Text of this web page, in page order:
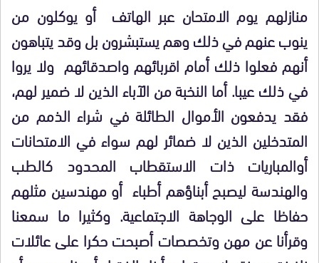
منازلهم يوم الامتحان عبر الهاتف أو يوكلون من
ينوب عنهم في ذلك وهم يستبشرون بل وقد يتباهون
أنهم فعلوا ذلك أمام اقربائهم واصدقائهم ولا يروا
في ذلك عيبا. أما النخبة من الآباء الذين لا ضمير لهم،
فقد يدفعون الأموال الطائلة في شراء الذمم من
المتدخلين الذين لا ضمائر لهم سواء في الامتحانات
أوالمباريات ذات الاستقطاب المحدود كالطب
والهندسة ليصبح أبناؤهم أطباء أو مهندسين مثلهم
حفاظا على الوجاهة الاجتماعية. وكثيرا ما سمعنا
وقرأنا عن مهن وتخصصات أصبحت حكرا على عائلات